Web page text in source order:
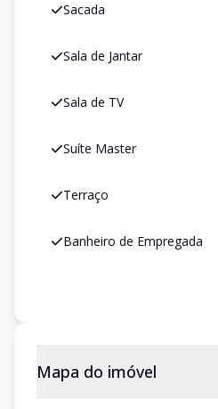
Sacada
Sala de Jantar
Sala de TV
Suíte Master
Terraço
Banheiro de Empregada
Mapa do imóvel